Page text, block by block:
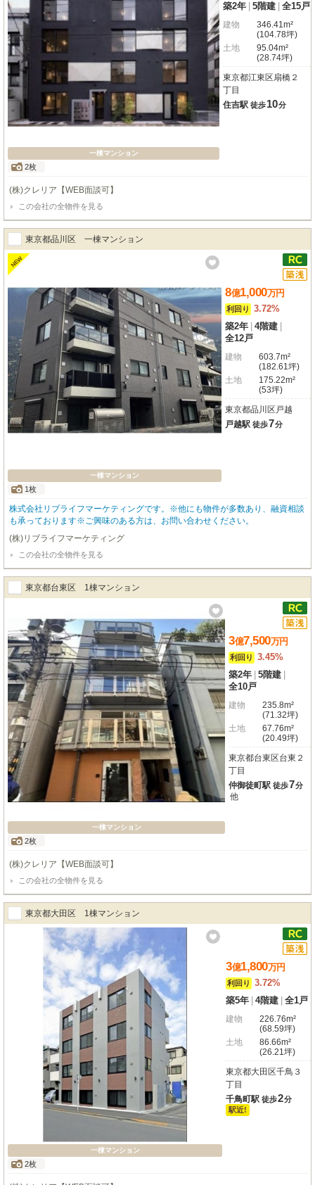
一棟マンション
2枚
築2年 5階建 全15戸
建物
346.41m²
(104.78坪)
土地
95.04m²
(28.74坪)
東京都江東区扇橋２
丁目
住吉駅 徒歩10分
(株)クレリア【WEB面談可】
この会社の全物件を見る
東京都品川区 一棟マンション
NEW
一棟マンション
1枚
8億1,000万円
利回り
3.72%
築2年 4階建
全12戸
建物
603.7m²
(182.61坪)
土地
175.22m²
(53坪)
東京都品川区戸越
戸越駅 徒歩7分
株式会社リブライフマーケティングです。※他にも物件が多数あり、融資相談
も承っております※ご興味のある方は、お問い合わせください。
(株)リブライフマーケティング
この会社の全物件を見る
東京都台東区 1棟マンション
一棟マンション
2枚
3億7,500万円
利回り
3.45%
築2年 5階建
全10戸
建物
235.8m²
(71.32坪)
土地
67.76m²
(20.49坪)
東京都台東区台東２
丁目
仲御徒町駅 徒歩7分
他
(株)クレリア【WEB面談可】
この会社の全物件を見る
東京都大田区 1棟マンション
一棟マンション
2枚
3億1,800万円
利回り
3.72%
築5年 4階建 全1戸
建物
226.76m²
(68.59坪)
土地
86.66m²
(26.21坪)
東京都大田区千鳥３
丁目
千鳥町駅 徒歩2分
駅近!